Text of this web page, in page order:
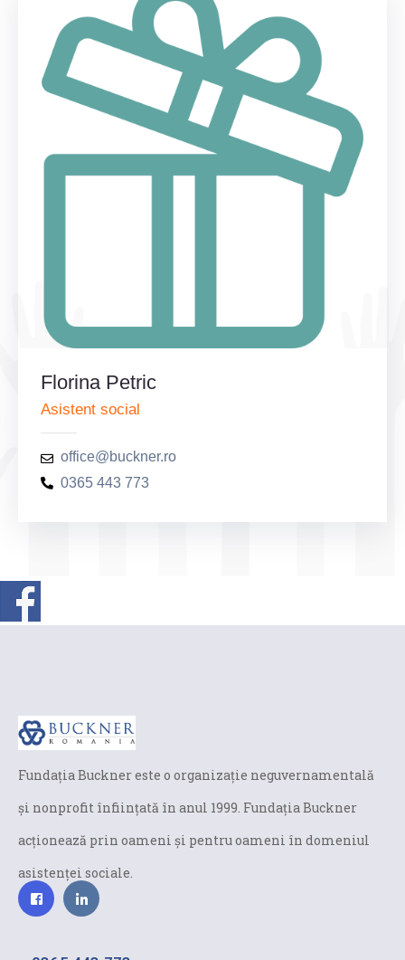
Florina Petric
Asistent social
office@buckner.ro
0365 443 773
Fundaţia Buckner este o organizaţie neguvernamentală
și nonprofit înfiinţată în anul 1999. Fundaţia Buckner
acţionează prin oameni şi pentru oameni în domeniul
asistenței sociale.